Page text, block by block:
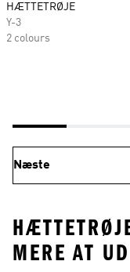
HÆTTETRØJE
Y-3
2 colours
Næste
MERE AT